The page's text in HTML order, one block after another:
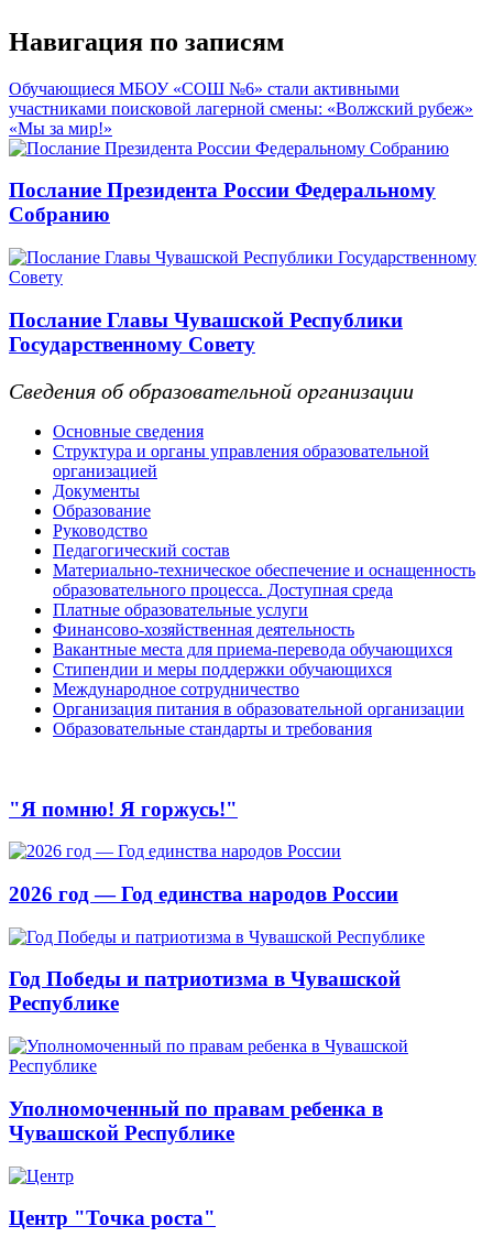
Навигация по записям
Обучающиеся МБОУ «СОШ №6» стали активными
участниками поисковой лагерной смены: «Волжский рубеж»
«Мы за мир!»
Послание Президента России Федеральному
Собранию
Послание Главы Чувашской Республики
Государственному Совету
Сведения об образовательной организации
Основные сведения
Структура и органы управления образовательной
организацией
Документы
Образование
Руководство
Педагогический состав
Материально-техническое обеспечение и оснащенность
образовательного процесса. Доступная среда
Платные образовательные услуги
Финансово-хозяйственная деятельность
Вакантные места для приема-перевода обучающихся
Стипендии и меры поддержки обучающихся
Международное сотрудничество
Организация питания в образовательной организации
Образовательные стандарты и требования
"Я помню! Я горжусь!"
2026 год — Год единства народов России
Год Победы и патриотизма в Чувашской
Республике
Уполномоченный по правам ребенка в
Чувашской Республике
Центр "Точка роста"